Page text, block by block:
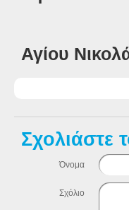
Αγίου
Σχολιάστε
Όνομα
Σχόλιο